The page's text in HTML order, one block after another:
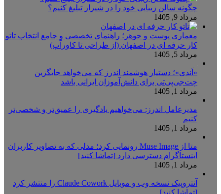
چگونه سالن زیبایی خود را در شیراز تبلیغ کنیم؟
مرداد 9, 1405
معماری پوست و جوهر؛ راهنمای تخصصی و جامع انتخاب تاتو
کار حرفه ای در اصفهان (از طراحی تا کاورآپ)
مرداد 5, 1405
«اَندی»؛ دستیار هوشمند اندرز که می‌خواهد جایگزین
چت‌جی‌پی‌تی برای دانش‌آموزان ایرانی باشد
مرداد 1, 1405
مدیرعامل اندرز: می‌خواهیم یادگیری را عمیق‌تر و شخصی‌تر
کنیم
مرداد 1, 1405
متا از Muse Image رونمایی کرد؛ مدلی که به تصاویر کاربران
اینستاگرام دسترسی دارد [تماشا کنید]
مرداد 1, 1405
آنتروپیک نسخه وب و موبایل Claude Cowork را منتشر کرد
[تماشا کنید]